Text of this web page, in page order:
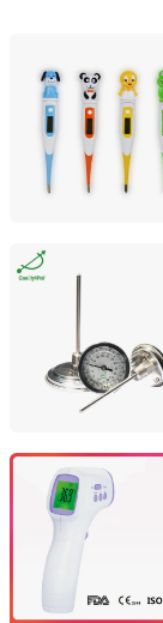
Ullwin
Shanghai,
Shanghai
Shanghai,
Ningbo Ranor
Zhejiang,